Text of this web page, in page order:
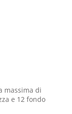
massima di
e 12 fondo